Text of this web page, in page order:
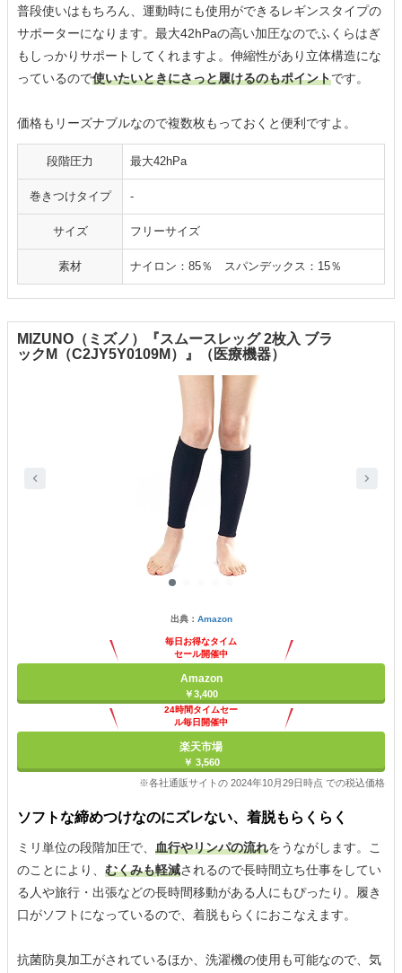
普段使いはもちろん、運動時にも使用ができるレギンスタイプの
サポーターになります。最大42hPaの高い加圧なのでふくらはぎ
もしっかりサポートしてくれますよ。伸縮性があり立体構造にな
っているので使いたいときにさっと履けるのもポイントです。
価格もリーズナブルなので複数枚もっておくと便利ですよ。
段階圧力 最大42hPa
巻きつけタイプ -
サイズ フリーサイズ
素材 ナイロン：85％ スパンデックス：15％
MIZUNO（ミズノ）『スムースレッグ 2枚入 ブラ
ックM（C2JY5Y0109M）』（医療機器）
出典： Amazon
毎日お得なタイム
セール開催中
Amazon
￥3,400
24時間タイムセー
ル毎日開催中
楽天市場
￥ 3,560
※各社通販サイトの 2024年10月29日時点 での税込価格
ソフトな締めつけなのにズレない、着脱もらくらく
ミリ単位の段階加圧で、 血行やリンパの流れをうながします。こ
のことにより、 むくみも軽減されるので長時間立ち仕事をしてい
る人や旅行・出張などの長時間移動がある人にもぴったり。履き
口がソフトになっているので、着脱もらくにおこなえます。
抗菌防臭加工がされているほか、洗濯機の使用も可能なので、気